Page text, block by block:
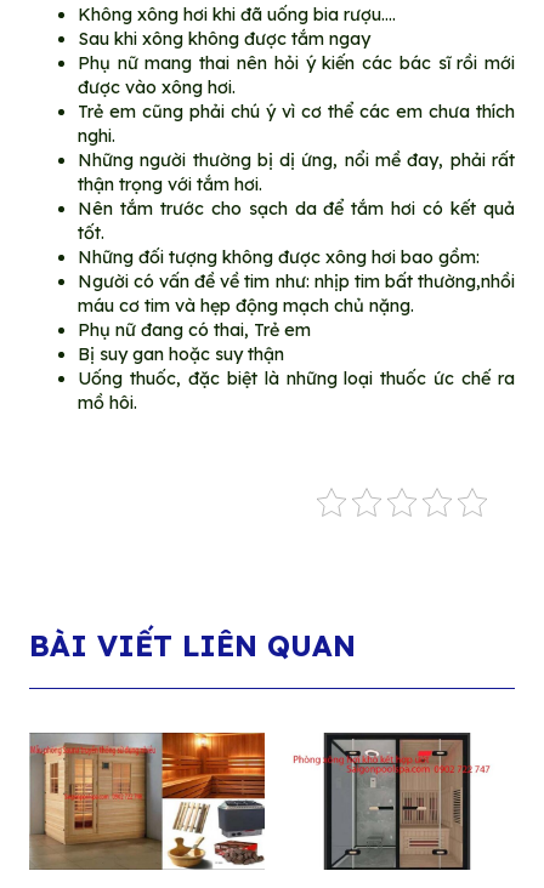
Không xông hơi khi đã uống bia rượu….
Sau khi xông không được tắm ngay
Phụ nữ mang thai nên hỏi ý kiến các bác sĩ rồi mới
được vào xông hơi.
Trẻ em cũng phải chú ý vì cơ thể các em chưa thích
nghi.
Những người thường bị dị ứng, nổi mề đay, phải rất
thận trọng với tắm hơi.
Nên tắm trước cho sạch da để tắm hơi có kết quả
tốt.
Những đối tượng không được xông hơi bao gồm:
Người có vấn đề về tim như: nhịp tim bất thường,nhồi
máu cơ tim và hẹp động mạch chủ nặng.
Phụ nữ đang có thai, Trẻ em
Bị suy gan hoặc suy thận
Uống thuốc, đặc biệt là những loại thuốc ức chế ra
mồ hôi.
BÀI VIẾT LIÊN QUAN